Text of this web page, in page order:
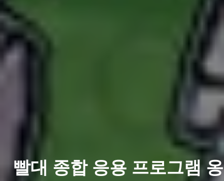
제한 재활용, 깨끗한
빨대 종합 응용 프로그램 옹
바이오 매스와 피드